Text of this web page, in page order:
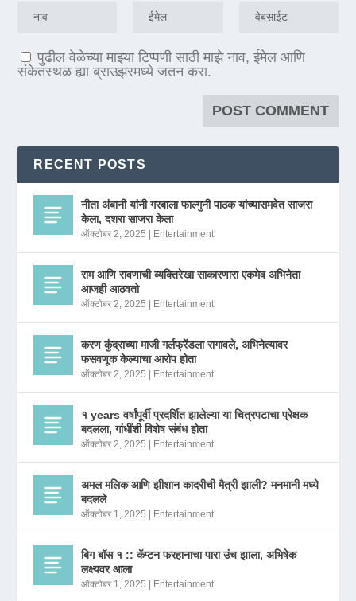
पुढील वेळेच्या माझ्या टिप्पणी साठी माझे नाव, ईमेल आणि
संकेतस्थळ ह्या ब्राउझरमध्ये जतन करा.
RECENT POSTS
नीता अंबानी यांनी गरबाला फाल्गुनी पाठक यांच्यासमवेत साजरा
केला, दशरा साजरा केला
ऑक्टोबर 2, 2025 Entertainment
राम आणि रावणाची व्यक्तिरेखा साकारणारा एकमेव अभिनेता
आजही आठवतो
ऑक्टोबर 2, 2025 Entertainment
करण कुंद्राच्या माजी गर्लफ्रेंडला रागावले, अभिनेत्यावर
फसवणूक केल्याचा आरोप होता
ऑक्टोबर 2, 2025 Entertainment
१ years वर्षांपूर्वी प्रदर्शित झालेल्या या चित्रपटाचा प्रेक्षक
बदलला, गांधींशी विशेष संबंध होता
ऑक्टोबर 2, 2025 Entertainment
अमल मलिक आणि झीशान कादरीची मैत्री झाली? मनमानी मध्ये
बदलले
ऑक्टोबर 1, 2025 Entertainment
बिग बॉस १ :: कॅप्टन फरहानाचा पारा उंच झाला, अभिषेक
लक्ष्यवर आला
ऑक्टोबर 1, 2025 Entertainment